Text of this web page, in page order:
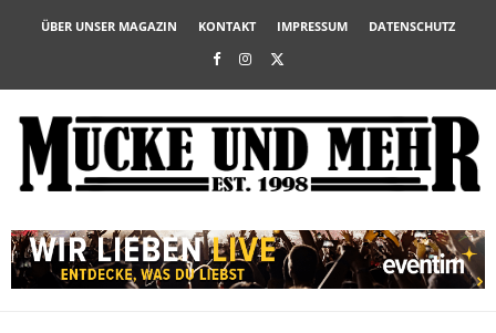
ÜBER UNSER MAGAZIN KONTAKT IMPRESSUM DATENSCHUTZ